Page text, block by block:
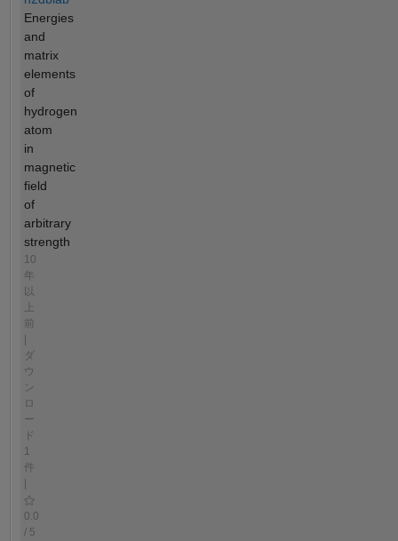
Energies
and
matrix
elements
of
hydrogen
atom
in
magnetic
field
of
arbitrary
strength
10
年
以
前
|
ダ
ウ
ン
ロ
ー
ド
1
件
|
0.0
/ 5